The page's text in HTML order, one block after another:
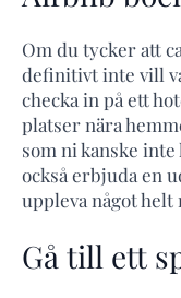
Om du tycker att
definitivt inte vill
checka in på ett
platser nära
som ni kanske
också erbjuda en
uppleva något helt
Gå till ett